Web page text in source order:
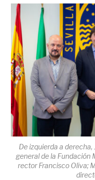
De izquierda a
general de la Fundación
rector Francisco Oliva;